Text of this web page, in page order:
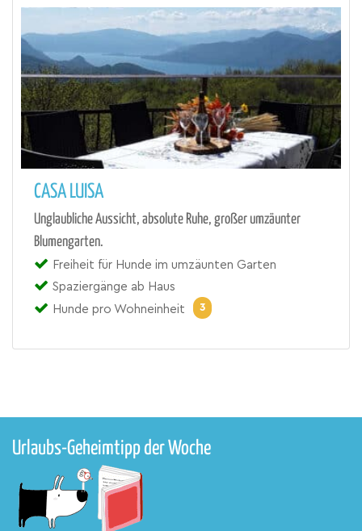
CASA LUISA
Unglaubliche Aussicht, absolute Ruhe, großer umzäunter
Blumengarten.
Freiheit für Hunde im umzäunten Garten
Spaziergänge ab Haus
Hunde pro Wohneinheit
3
Urlaubs-Geheimtipp der Woche